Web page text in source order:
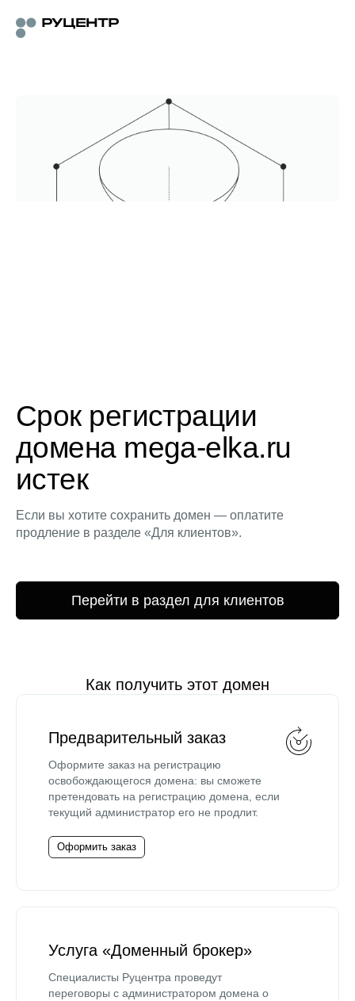
Срок регистрации
домена mega-elka.ru
истек
Если вы хотите сохранить домен — оплатите
продление в разделе «Для клиентов».
Перейти в раздел для клиентов
Как получить этот домен
Предварительный заказ
Оформите заказ на регистрацию
освобождающегося домена: вы сможете
претендовать на регистрацию домена, если
текущий администратор его не продлит.
Оформить заказ
Услуга «Доменный брокер»
Специалисты Руцентра проведут
переговоры с администратором домена о